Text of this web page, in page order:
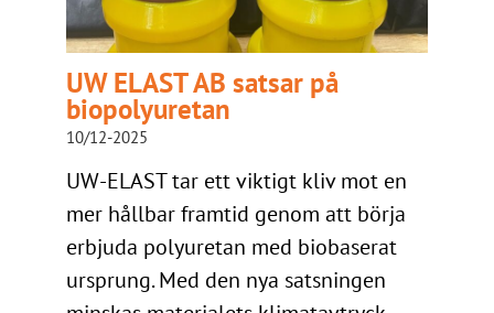
UW ELAST AB satsar på
biopolyuretan
10/12-2025
UW-ELAST tar ett viktigt kliv mot en
mer hållbar framtid genom att börja
erbjuda polyuretan med biobaserat
ursprung. Med den nya satsningen